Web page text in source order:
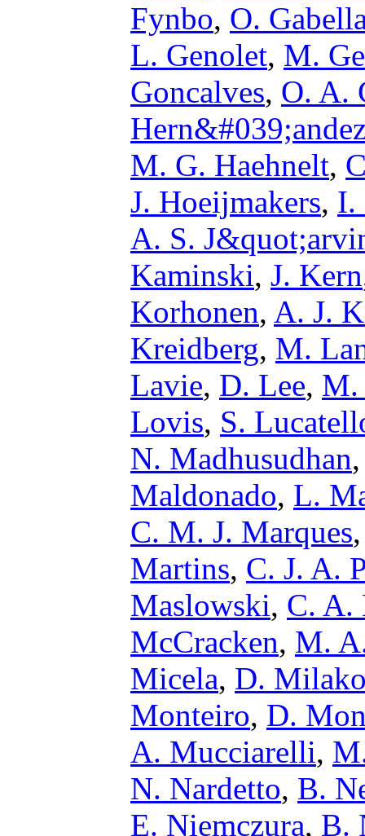
Fynbo, O.
L. Genolet, M.
Goncalves, O. A.
M. G. Haehnelt,
J. Hoeijmakers, I.
A. S.
Kaminski, J. Kern
Korhonen, A. J.
Kreidberg, M.
Lavie, D. Lee, M.
Lovis, S.
N. Madhusudhan
Maldonado, L.
C. M. J. Marques
Martins, C. J. A.
Maslowski, C. A.
McCracken, M.
Micela, D.
Monteiro, D.
A. Mucciarelli,
N. Nardetto, B.
E. Niemczura, B.